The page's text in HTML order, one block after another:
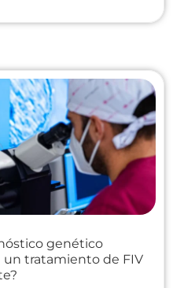
genético
tratamiento de FIV